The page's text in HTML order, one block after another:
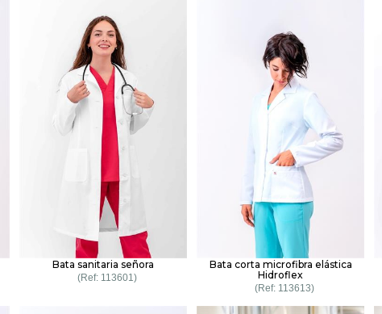
Bata sanitaria señora
113601
Bata corta microfibra elástica
Hidroflex
113613